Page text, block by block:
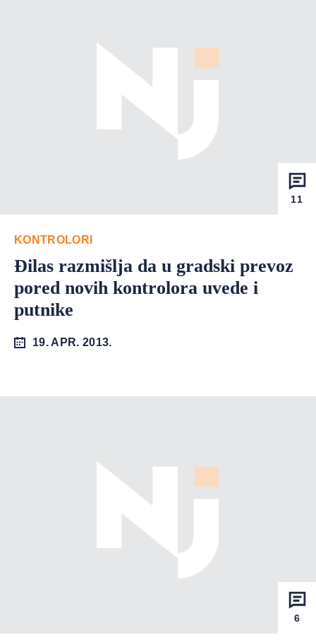
11
KONTROLORI
Đilas razmišlja da u gradski prevoz
pored novih kontrolora uvede i
putnike
19. APR. 2013.
6